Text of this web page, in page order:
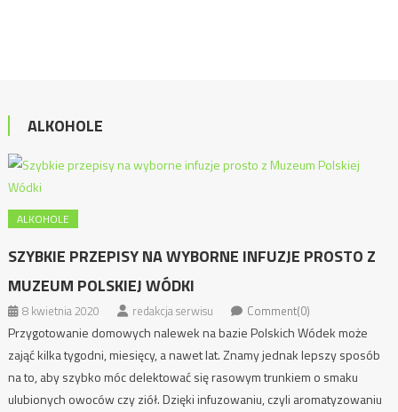
ALKOHOLE
ALKOHOLE
SZYBKIE PRZEPISY NA WYBORNE INFUZJE PROSTO Z
MUZEUM POLSKIEJ WÓDKI
8 kwietnia 2020 redakcja serwisu Comment(0)
Przygotowanie domowych nalewek na bazie Polskich Wódek może
zająć kilka tygodni, miesięcy, a nawet lat. Znamy jednak lepszy sposób
na to, aby szybko móc delektować się rasowym trunkiem o smaku
ulubionych owoców czy ziół. Dzięki infuzowaniu, czyli aromatyzowaniu